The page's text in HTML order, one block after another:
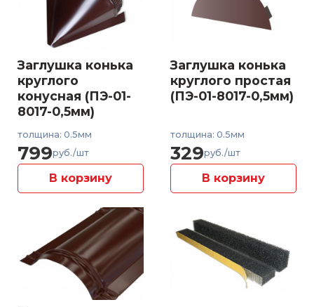
Заглушка конька
круглого
конусная (ПЭ-01-
8017-0,5мм)
толщина: 0.5мм
799руб./шт
В корзину
Заглушка конька
круглого простая
(ПЭ-01-8017-0,5мм)
толщина: 0.5мм
329руб./шт
В корзину